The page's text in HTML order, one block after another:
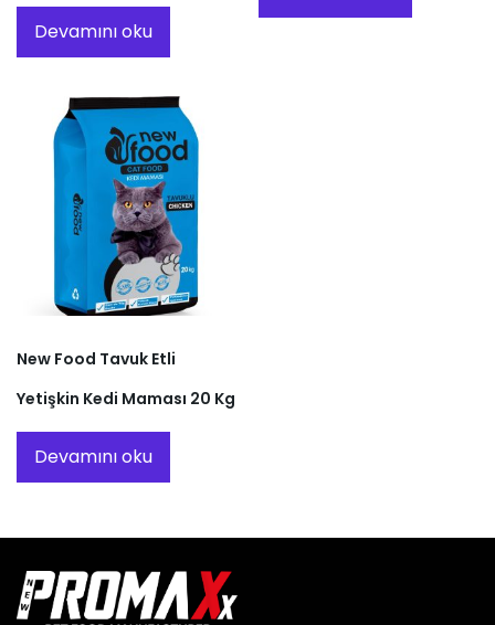
Devamını oku
New Food Tavuk Etli
Yetişkin Kedi Maması 20 Kg
Devamını oku